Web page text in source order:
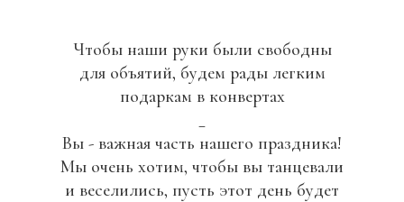
Чтобы наши руки были свободны
для объятий, будем рады легким
подаркам в конвертах
Вы - важная часть нашего праздника!
Мы очень хотим, чтобы вы танцевали
и веселились, пусть этот день будет